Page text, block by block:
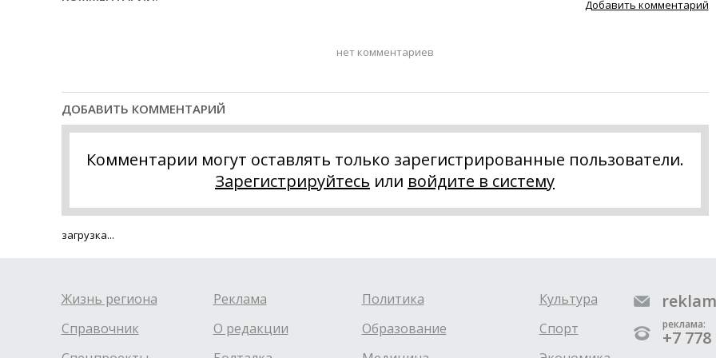
Добавить комментарий
нет комментариев
ДОБАВИТЬ КОММЕНТАРИЙ
Комментарии могут оставлять только зарегистрированные пользователи.
Зарегистрируйтесь или войдите в систему
загрузка...
Жизнь региона
Справочник
Реклама
О редакции
Политика
Образование
Культура
Спорт
реклама:
+7 778